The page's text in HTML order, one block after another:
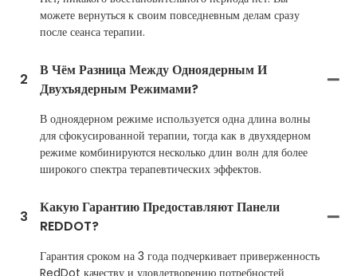
можете вернуться к своим повседневным делам сразу
после сеанса терапии.
2
В Чём Разница Между Одноядерным И
Двухъядерным Режимами?
В одноядерном режиме используется одна длина волны
для сфокусированной терапии, тогда как в двухядерном
режиме комбинируются несколько длин волн для более
широкого спектра терапевтических эффектов.
3
Какую Гарантию Предоставляют Панели
REDDOT?
Гарантия сроком на 3 года подчеркивает приверженность